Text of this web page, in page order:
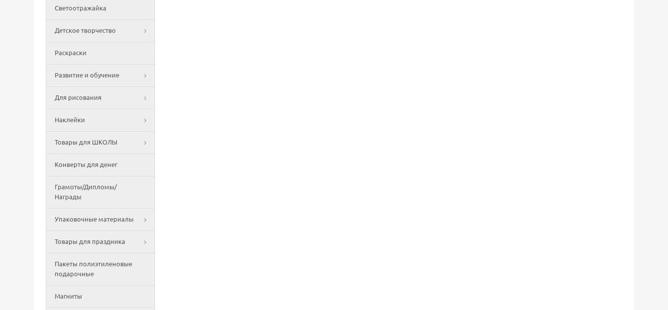
Светоотражайка
Детское творчество
Раскраски
Развитие и обучение
Для рисования
Наклейки
Товары для ШКОЛЫ
Конверты для денег
Грамоты/Дипломы/
Награды
Упаковочные материалы
Товары для праздника
Пакеты полиэтиленовые
подарочные
Магниты